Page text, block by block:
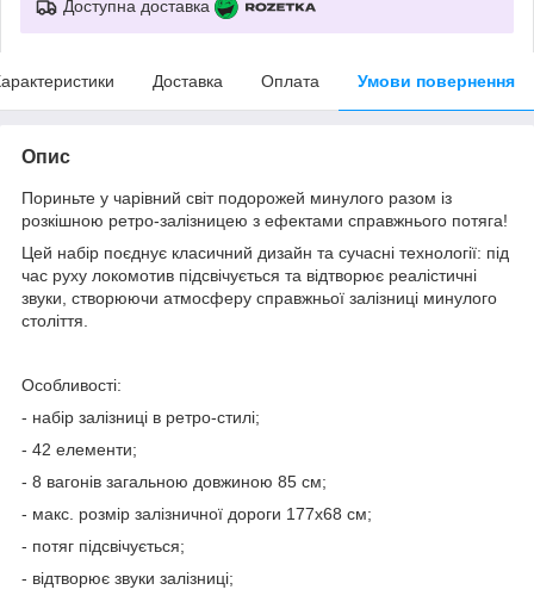
Доступна доставка
Доставка Оплата Умови повернення
Опис
Пориньте у чарівний світ подорожей минулого разом із
розкішною ретро-залізницею з ефектами справжнього потяга!
Цей набір поєднує класичний дизайн та сучасні технології: під
час руху локомотив підсвічується та відтворює реалістичні
звуки, створюючи атмосферу справжньої залізниці минулого
століття.
Особливості:
- набір залізниці в ретро-стилі;
- 42 елементи;
- 8 вагонів загальною довжиною 85 см;
- макс. розмір залізничної дороги 177х68 см;
- потяг підсвічується;
- відтворює звуки залізниці;